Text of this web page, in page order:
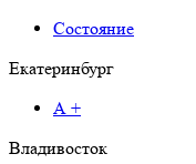
Состояние
Екатеринбург
А +
Владивосток